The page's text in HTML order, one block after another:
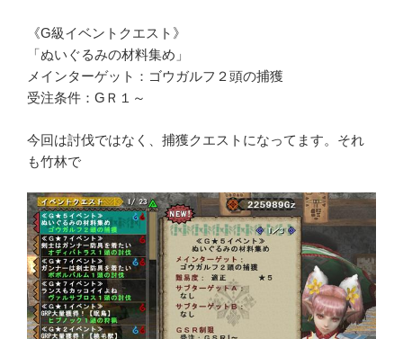
《G級イベントクエスト》
「ぬいぐるみの材料集め」
メインターゲット：ゴウガルフ２頭の捕獲
受注条件：GＲ１～
今回は討伐ではなく、捕獲クエストになってます。それ
も竹林で